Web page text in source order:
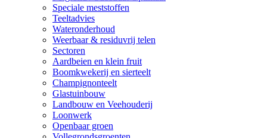
Speciale meststoffen
Teeltadvies
Wateronderhoud
Weerbaar & residuvrij telen
Sectoren
Aardbeien en klein fruit
Boomkwekerij en sierteelt
Champignonteelt
Glastuinbouw
Landbouw en Veehouderij
Loonwerk
Openbaar groen